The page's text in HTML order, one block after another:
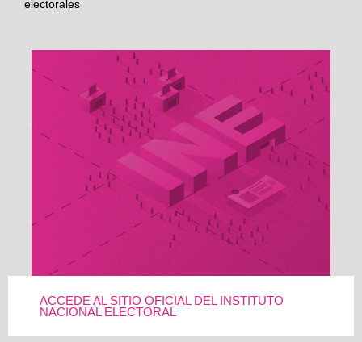
electorales
ACCEDE AL SITIO OFICIAL DEL INSTITUTO
NACIONAL ELECTORAL